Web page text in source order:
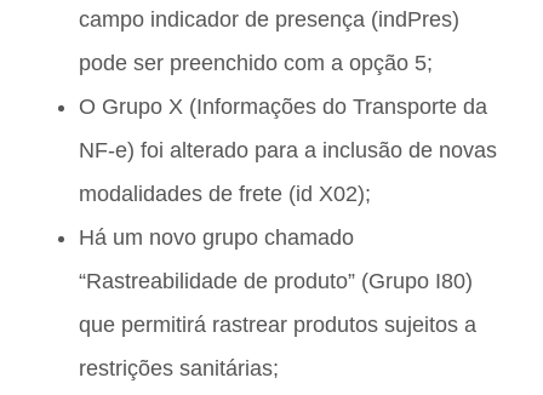
campo indicador de presença (indPres)
pode ser preenchido com a opção 5;
O Grupo X (Informações do Transporte da
NF-e) foi alterado para a inclusão de novas
modalidades de frete (id X02);
Há um novo grupo chamado
“Rastreabilidade de produto” (Grupo I80)
que permitirá rastrear produtos sujeitos a
restrições sanitárias;